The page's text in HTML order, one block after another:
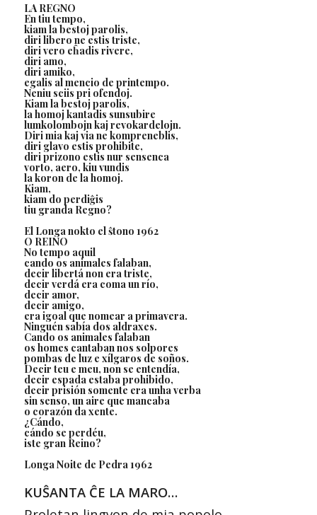
LA REGNO
En tiu tempo,
kiam la bestoj parolis,
diri libero ne estis triste,
diri vero eĥadis rivere,
diri amo,
diri amiko,
egalis al mencio de printempo.
Neniu sciis pri ofendoj.
Kiam la bestoj parolis,
la homoj kantadis sunsubire
lumkolombojn kaj revokardelojn.
Diri mia kaj via ne kompreneblis,
diri glavo estis prohibite,
diri prizono estis nur sensenca
vorto, aero, kiu vundis
la koron de la homoj.
Kiam,
kiam do perdiĝis
tiu granda Regno?
El Longa nokto el ŝtono 1962
O REINO
No tempo aquil
cando os animales falaban,
decir libertá non era triste,
decir verdá era coma un río,
decir amor,
decir amigo,
era igoal que nomear a primavera.
Ninguén sabía dos aldraxes.
Cando os animales falaban
os homes cantaban nos solpores
pombas de luz e xílgaros de soños.
Decir teu e meu, non se entendía,
decir espada estaba prohibido,
decir prisión somente era unha verba
sin senso, un aire que mancaba
o corazón da xente.
¿Cándo,
cándo se perdéu,
iste gran Reino?
Longa Noite de Pedra 1962
KUŜANTA ĈE LA MARO…